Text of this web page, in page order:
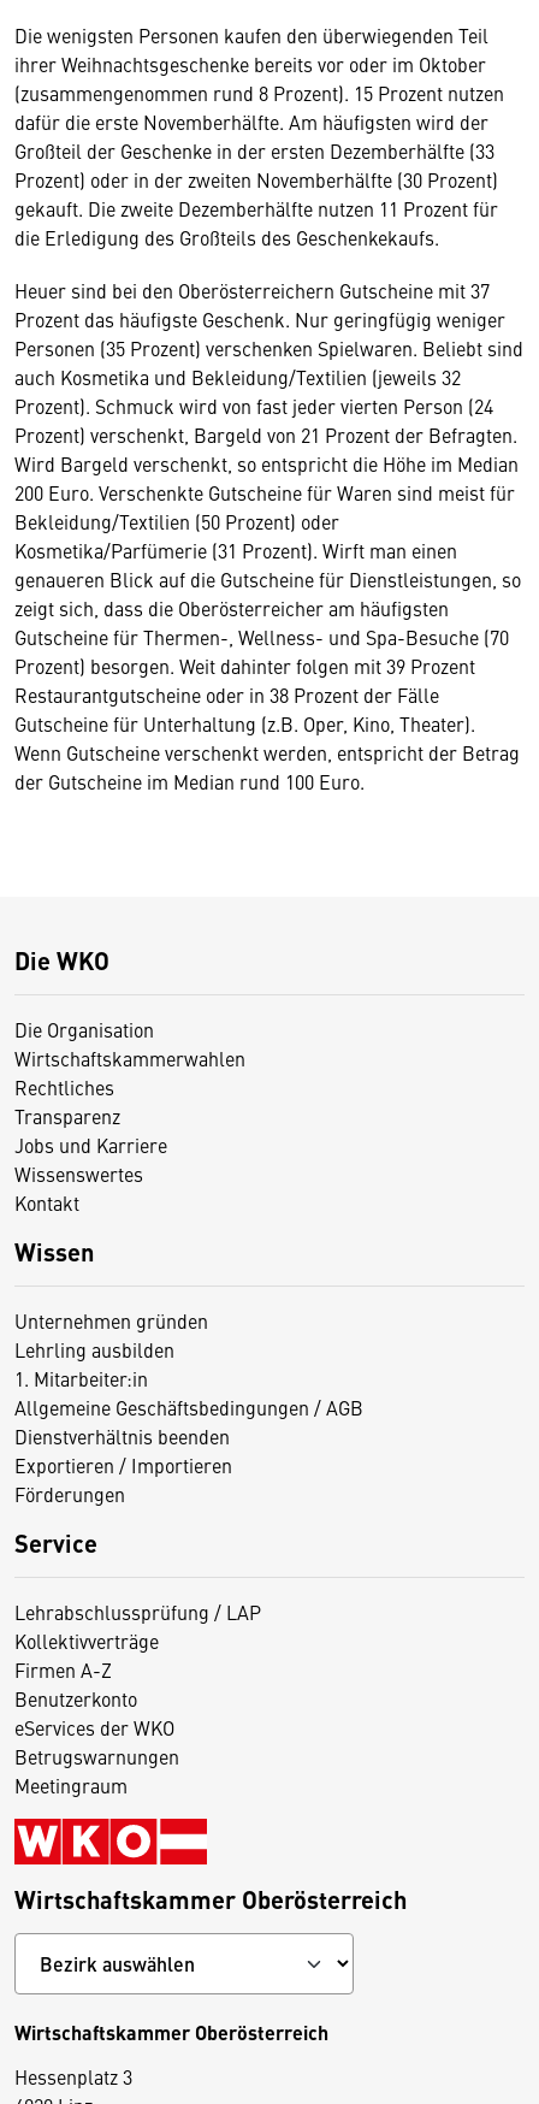
Die wenigsten Personen kaufen den überwiegenden Teil
ihrer Weihnachtsgeschenke bereits vor oder im Oktober
(zusammengenommen rund 8 Prozent). 15 Prozent nutzen
dafür die erste Novemberhälfte. Am häufigsten wird der
Großteil der Geschenke in der ersten Dezemberhälfte (33
Prozent) oder in der zweiten Novemberhälfte (30 Prozent)
gekauft. Die zweite Dezemberhälfte nutzen 11 Prozent für
die Erledigung des Großteils des Geschenkekaufs.
Heuer sind bei den Oberösterreichern Gutscheine mit 37
Prozent das häufigste Geschenk. Nur geringfügig weniger
Personen (35 Prozent) verschenken Spielwaren. Beliebt sind
auch Kosmetika und Bekleidung/Textilien (jeweils 32
Prozent). Schmuck wird von fast jeder vierten Person (24
Prozent) verschenkt, Bargeld von 21 Prozent der Befragten.
Wird Bargeld verschenkt, so entspricht die Höhe im Median
200 Euro. Verschenkte Gutscheine für Waren sind meist für
Bekleidung/Textilien (50 Prozent) oder
Kosmetika/Parfümerie (31 Prozent). Wirft man einen
genaueren Blick auf die Gutscheine für Dienstleistungen, so
zeigt sich, dass die Oberösterreicher am häufigsten
Gutscheine für Thermen-, Wellness- und Spa-Besuche (70
Prozent) besorgen. Weit dahinter folgen mit 39 Prozent
Restaurantgutscheine oder in 38 Prozent der Fälle
Gutscheine für Unterhaltung (z.B. Oper, Kino, Theater).
Wenn Gutscheine verschenkt werden, entspricht der Betrag
der Gutscheine im Median rund 100 Euro.
Die WKO
Die Organisation
Wirtschaftskammerwahlen
Rechtliches
Transparenz
Jobs und Karriere
Wissenswertes
Kontakt
Wissen
Unternehmen gründen
Lehrling ausbilden
1. Mitarbeiter:in
Allgemeine Geschäftsbedingungen / AGB
Dienstverhältnis beenden
Exportieren / Importieren
Förderungen
Service
Lehrabschlussprüfung / LAP
Kollektivverträge
Firmen A-Z
Benutzerkonto
eServices der WKO
Betrugswarnungen
Meetingraum
Wirtschaftskammer Oberösterreich
Wirtschaftskammer Oberösterreich
Hessenplatz 3